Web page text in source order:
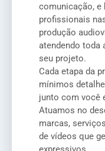
comunicação, e
profissionais
produção
atendendo toda
seu projeto.
Cada etapa da
mínimos
junto com você
Atuamos no
marcas,
de vídeos que